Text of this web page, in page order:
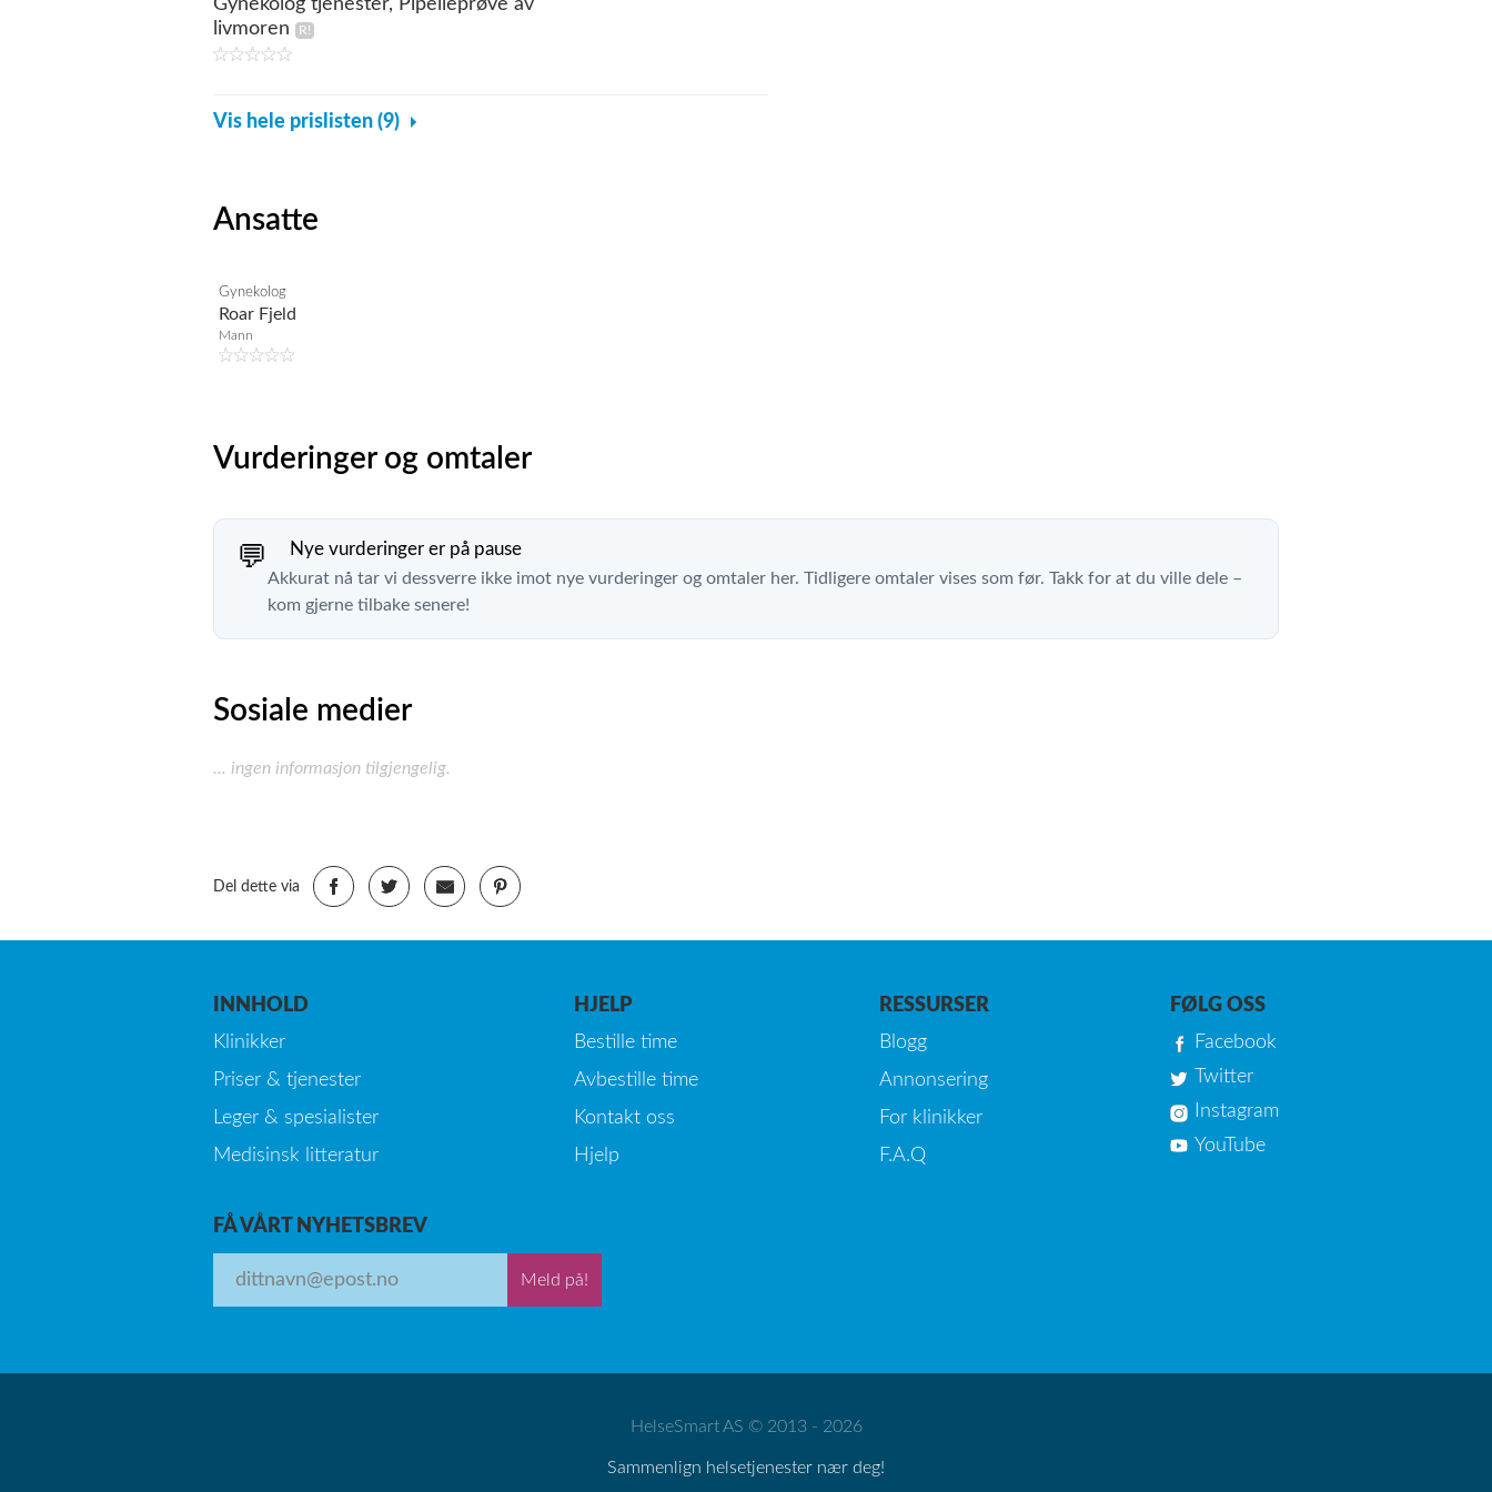
Gynekolog tjenester, Pipelleprøve av
livmoren
Vis hele prislisten (9)
Ansatte
Gynekolog
Roar Fjeld
Mann
Vurderinger og omtaler
💬 Nye vurderinger er på pause
Akkurat nå tar vi dessverre ikke imot nye vurderinger og omtaler her. Tidligere omtaler vises som før. Takk for at du ville dele –
kom gjerne tilbake senere!
Sosiale medier
... ingen informasjon tilgjengelig.
Del dette via
INNHOLD
Klinikker
Priser & tjenester
Leger & spesialister
Medisinsk litteratur
HJELP
Bestille time
Avbestille time
Kontakt oss
Hjelp
RESSURSER
Blogg
Annonsering
For klinikker
F.A.Q
FØLG OSS
Facebook
Twitter
Instagram
YouTube
FÅ VÅRT NYHETSBREV
Meld på!
HelseSmart AS © 2013 - 2026
Sammenlign helsetjenester nær deg!